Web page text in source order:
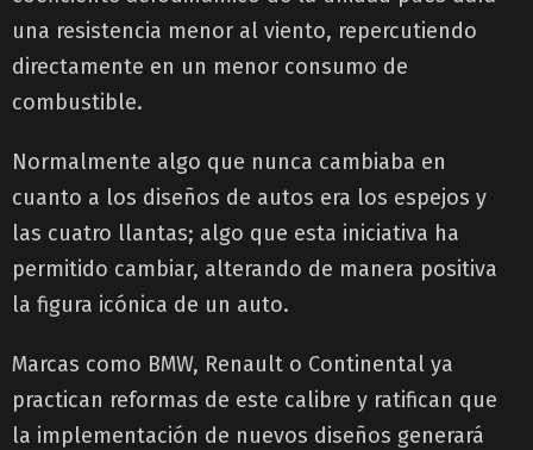
una resistencia menor al viento, repercutiendo
directamente en un menor consumo de
combustible.
Normalmente algo que nunca cambiaba en
cuanto a los diseños de autos era los espejos y
las cuatro llantas; algo que esta iniciativa ha
permitido cambiar, alterando de manera positiva
la figura icónica de un auto.
Marcas como BMW, Renault o Continental ya
practican reformas de este calibre y ratifican que
la implementación de nuevos diseños generará